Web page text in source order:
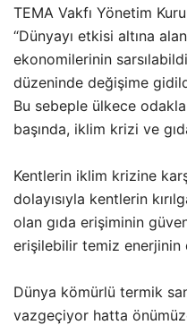
TEMA Vakfı Yönetim
“Dünyayı etkisi altına
ekonomilerinin
düzeninde değişime
Bu sebeple ülkece
başında, iklim krizi ve
Kentlerin iklim krizine
dolayısıyla kentlerin
olan gıda erişiminin
erişilebilir temiz enerjinin
Dünya kömürlü termik
vazgeçiyor hatta